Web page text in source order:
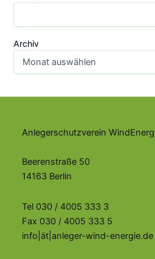
Archiv
Anlegerschutzverein
Beerenstraße 50
14163 Berlin
Tel 030 / 4005 333 3
Fax 030 / 4005 333 5
info|ät|anleger-wind-energie.de